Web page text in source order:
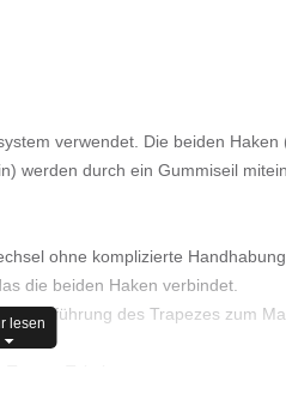
verwendet. Die beiden Haken
werden durch ein Gummiseil
ohne komplizierte Handhabung.
die beiden Haken verbindet.
Rückführung des Trapezes zum
316.
lesen